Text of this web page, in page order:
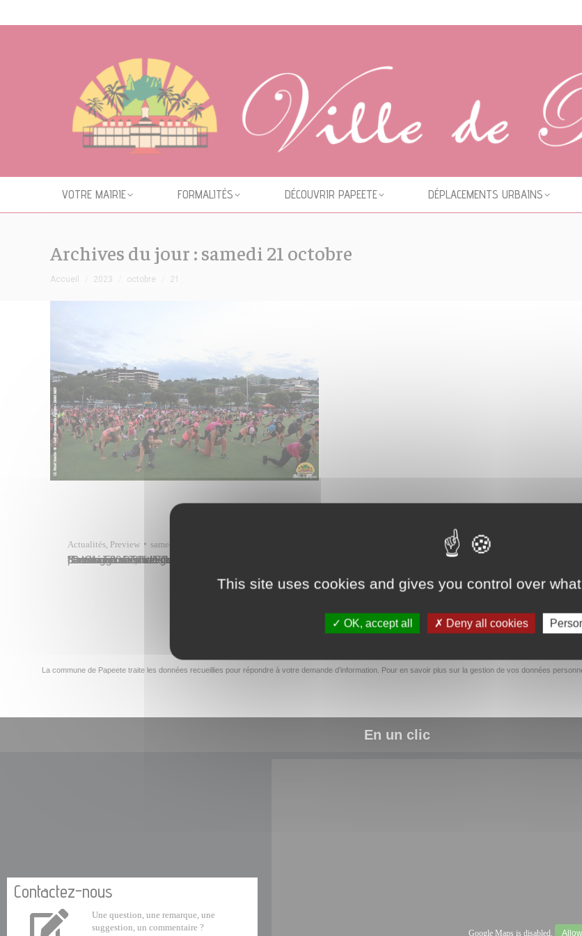
VOTRE MAIRIE FORMALITÉS DÉCOUVRIR PAPEETE DÉPLACEMENTS URBAINS
Archives du jour : samedi 21 octobre
Vous êtes ici :
Accueil 2023 octobre 21
Actualités Preview samedi 21 octobre
L’association Tahiti Fitness Challenge, en partenariat avec la Ville de Papeete et avec l’appui de la Ligue contre le Cancer, organisait l’événement “Te Ora Fitness” ce samedi 21 octobre 2023 de 15 heures à 20 h 30 au complexe sportif Willy-Bambridge. Dans le cadre de la campagne annuelle “Octobre rose”, il s’agissait de se dépenser,…
La commune de Papeete traite les données recueillies pour répondre à votre demande d’information. Pour en savoir plus sur la gestion de vos données
En un clic
Contactez-nous
Une question, une remarque, une
suggestion, un commentaire ?
Google Maps is disabled. Allow
This site uses cookies and gives you control over
OK, accept all Deny all cookies